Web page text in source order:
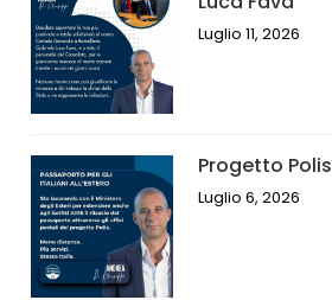
Luglio 11, 2026
Progetto Polis
Luglio 6, 2026